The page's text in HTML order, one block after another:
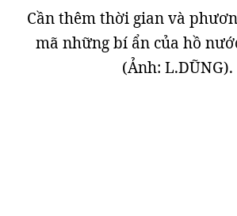
Cần thêm thời gian và
mã những bí ẩn của hồ
(Ảnh: L.DŨNG).